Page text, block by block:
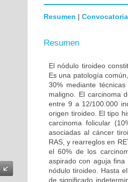
Resumen | Convocatoria
Resumen
El nódulo tiroideo
Es una patología
30% mediante
maligno. El carcinoma
entre 9 a 12/100.000
origen tiroideo. El tipo
carcinoma folicular
asociadas al cáncer
RAS, y rearreglos en
el 60% de los
aspirado con aguja
nódulo tiroideo. Hasta
de significado